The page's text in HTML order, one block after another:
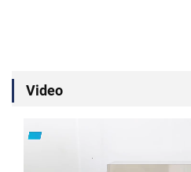
Video